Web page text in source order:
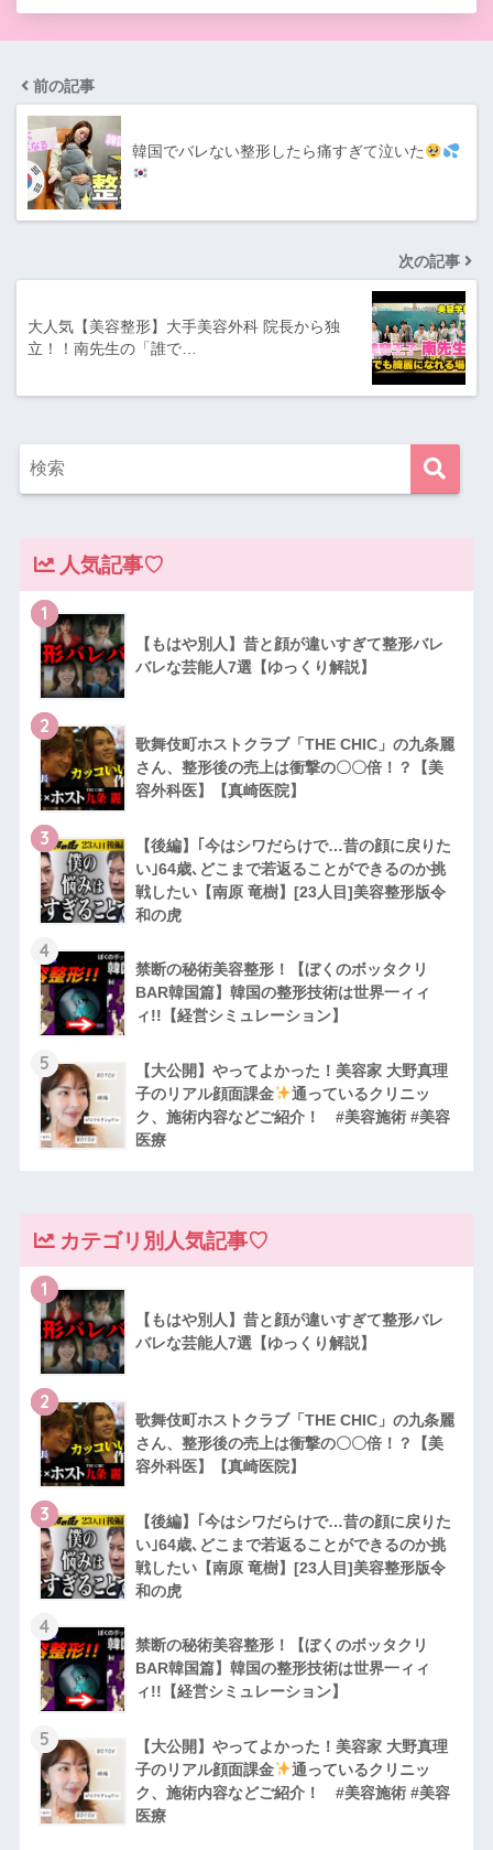
前の記事
韓国でバレない整形したら痛すぎて泣いた
次の記事
大人気【美容整形】大手美容外科 院長から独
立！！南先生の「誰で…
人気記事♡
1
【もはや別人】昔と顔が違いすぎて整形バレ
バレな芸能人7選【ゆっくり解説】
2
歌舞伎町ホストクラブ「THE CHIC」の九条麗
さん、整形後の売上は衝撃の〇〇倍！？【美
容外科医】【真崎医院】
3
【後編】｢今はシワだらけで…昔の顔に戻りた
い｣64歳､どこまで若返ることができるのか挑
戦したい【南原 竜樹】[23人目]美容整形版令
和の虎
4
禁断の秘術美容整形！【ぼくのボッタクリ
BAR韓国篇】韓国の整形技術は世界一ィィ
ィ!!【経営シミュレーション】
5
【大公開】やってよかった！美容家 大野真理
子のリアル顔面課金
通っているクリニッ
ク、施術内容などご紹介！ #美容施術 #美容
医療
カテゴリ別人気記事♡
1
【もはや別人】昔と顔が違いすぎて整形バレ
バレな芸能人7選【ゆっくり解説】
2
歌舞伎町ホストクラブ「THE CHIC」の九条麗
さん、整形後の売上は衝撃の〇〇倍！？【美
容外科医】【真崎医院】
3
【後編】｢今はシワだらけで…昔の顔に戻りた
い｣64歳､どこまで若返ることができるのか挑
戦したい【南原 竜樹】[23人目]美容整形版令
和の虎
4
禁断の秘術美容整形！【ぼくのボッタクリ
BAR韓国篇】韓国の整形技術は世界一ィィ
ィ!!【経営シミュレーション】
5
【大公開】やってよかった！美容家 大野真理
子のリアル顔面課金
通っているクリニッ
ク、施術内容などご紹介！ #美容施術 #美容
医療